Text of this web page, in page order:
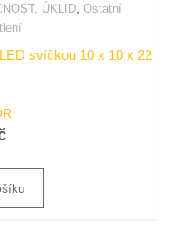
ÚKLID, Ostatní
svíčkou 10 x 10 x 22